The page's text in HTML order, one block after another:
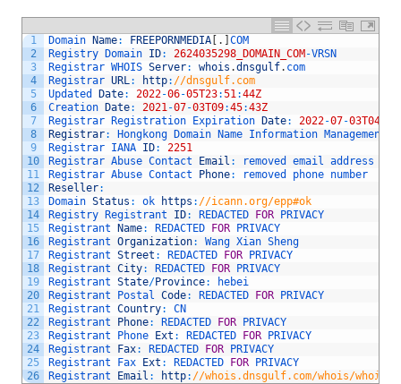
1
2
3
4
5
6
7
8
9
10
11
12
13
14
15
16
17
18
19
20
21
22
23
24
25
26
Domain Name: FREEPORNMEDIA .
COM
Registry
Domain ID: 2624035298_DOMAIN_COM -VRSN
Registrar WHOIS Server: whois .dnsgulf. com
Registrar URL: http: //dnsgulf.com
Updated
Date: 2022-06-05T23:51:44Z
Creation
Date: 2021-07-03T09:45:43Z
Registrar
Registration Expiration Date: 2022-07-03T04
Registrar: Hongkong Domain Name Information Management
Registrar IANA ID:
2251
Registrar Abuse Contact Email : removed email address
Registrar Abuse Contact Phone: removed phone number
Reseller:
Domain Status : ok https : //icann.org/epp#ok
Registry
Registrant ID: REDACTED FOR
PRIVACY
Registrant
Name: REDACTED FOR
PRIVACY
Registrant Organization: Wang Xian Sheng
Registrant Street : REDACTED FOR
PRIVACY
Registrant City: REDACTED FOR
PRIVACY
Registrant State/Province:
hebei
Registrant
Postal Code: REDACTED FOR
PRIVACY
Registrant Country:
CN
Registrant
Phone: REDACTED FOR
PRIVACY
Registrant
Phone Ext : REDACTED FOR
PRIVACY
Registrant
Fax: REDACTED FOR
PRIVACY
Registrant
Fax Ext : REDACTED FOR
PRIVACY
Registrant
Email : http: //whois.dnsgulf.com/whois/